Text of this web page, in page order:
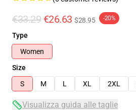
€33.29 €26.63 $28.95 -20%
Type
Women
Size
S
M L XL 2XL
Visualizza guida alle taglie